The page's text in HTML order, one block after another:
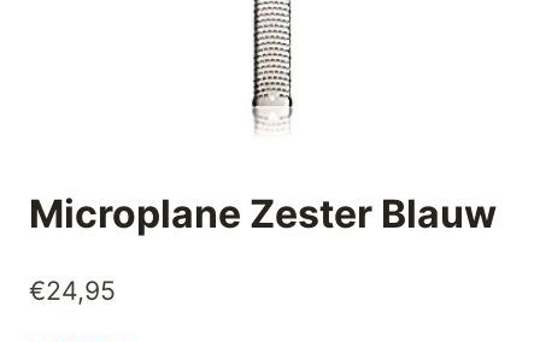
Microplane Zester Blauw
€24,95